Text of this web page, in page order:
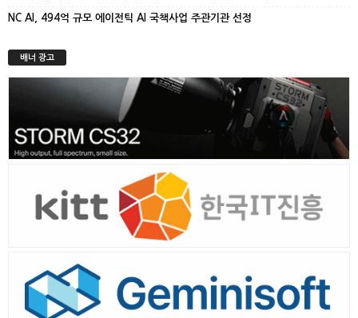
NC AI, 494억 규모 에이전틱 AI 국책사업 주관기관 선정
배너 광고